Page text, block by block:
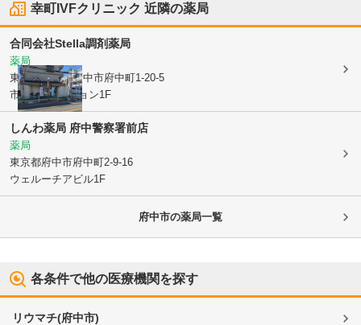
幸町IVFクリニック 近隣の薬局
合同会社Stella調剤薬局
薬局
東京都府中市府中市府中町1-20-5
市村第2マンション1F
しんわ薬局 府中警察署前店
薬局
東京都府中市府中町2-9-16
ウェルーチアビル1F
府中市の薬局一覧
各条件で他の医療機関を探す
リウマチ(府中市)